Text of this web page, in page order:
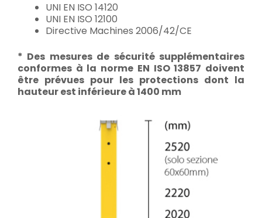
UNI EN ISO 14120
UNI EN ISO 12100
Directive Machines 2006/42/CE
* Des mesures de sécurité supplémentaires
conformes à la norme EN ISO 13857 doivent
être prévues pour les protections dont la
hauteur est inférieure à 1400 mm